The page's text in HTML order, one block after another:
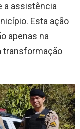
a assistência
Esta ação
apenas na
transformação